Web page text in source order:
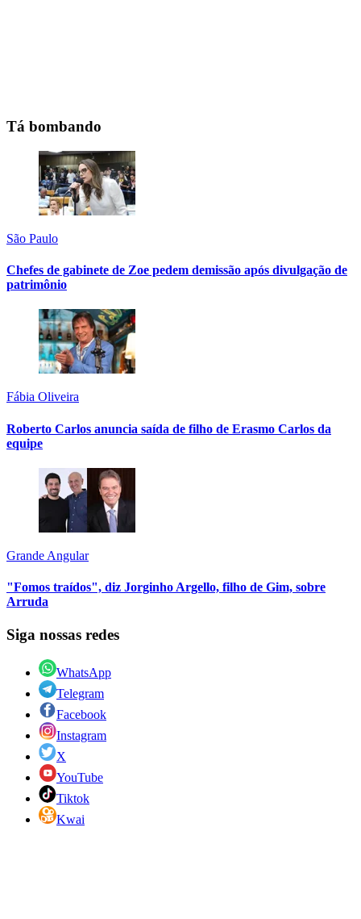
Tá bombando
São Paulo
Chefes de gabinete de Zoe pedem demissão após divulgação de
patrimônio
Fábia Oliveira
Roberto Carlos anuncia saída de filho de Erasmo Carlos da
equipe
Grande Angular
"Fomos traídos", diz Jorginho Argello, filho de Gim, sobre
Arruda
Siga nossas redes
WhatsApp
Telegram
Facebook
Instagram
X
YouTube
Tiktok
Kwai